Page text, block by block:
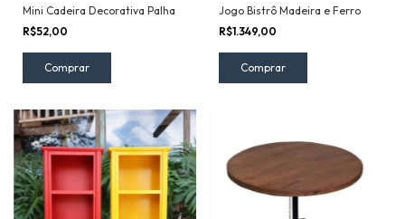
Mini Cadeira Decorativa Palha
R$52,00
Jogo Bistrô Madeira e Ferro
R$1.349,00